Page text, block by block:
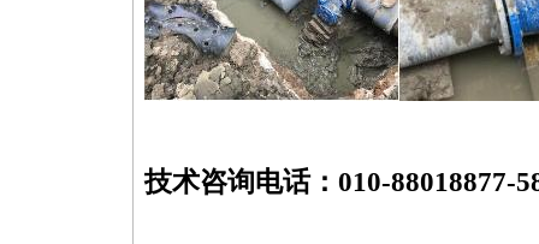
技术咨询电话：010-88018877-